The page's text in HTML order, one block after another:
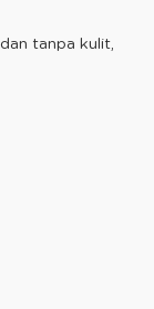
tanpa kulit,